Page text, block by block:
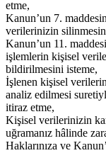
etme,
Kanun’un 7.
verilerinizin
Kanun’un 11.
işlemlerin kişisel
bildirilmesini isteme,
İşlenen kişisel
analiz edilmesi
itiraz etme,
Kişisel verilerinizin
uğramanız hâlinde
Haklarınıza ve